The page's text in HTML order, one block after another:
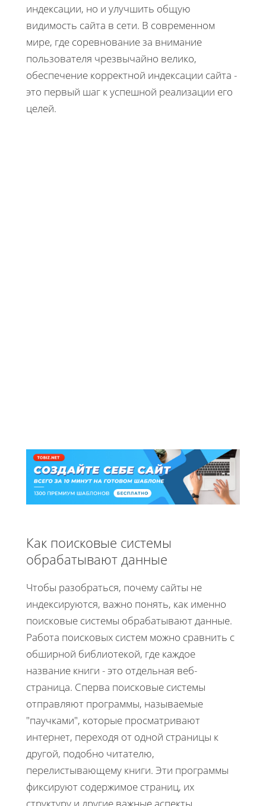
индексации, но и улучшить общую
видимость сайта в сети. В современном
мире, где соревнование за внимание
пользователя чрезвычайно велико,
обеспечение корректной индексации сайта -
это первый шаг к успешной реализации его
целей.
Как поисковые системы
обрабатывают данные
Чтобы разобраться, почему сайты не
индексируются, важно понять, как именно
поисковые системы обрабатывают данные.
Работа поисковых систем можно сравнить с
обширной библиотекой, где каждое
название книги - это отдельная веб-
страница. Сперва поисковые системы
отправляют программы, называемые
"паучками", которые просматривают
интернет, переходя от одной страницы к
другой, подобно читателю,
перелистывающему книги. Эти программы
фиксируют содержимое страниц, их
структуру и другие важные аспекты,